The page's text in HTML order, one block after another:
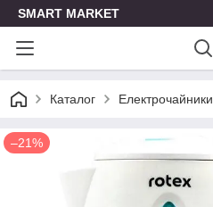
SMART MARKET
Каталог Електрочайники
–21%